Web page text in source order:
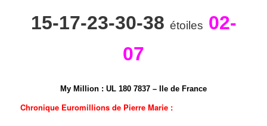
15-17-23-30-38 étoiles 02-
07
My Million : UL 180 7837 – Ile de France
Chronique Euromillions de Pierre Marie :